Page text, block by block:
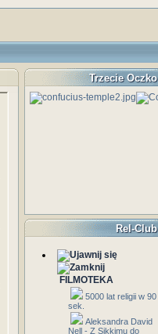
Trzecie Oczko
Rel-Club
FILMOTEKA
5000 lat religii w 90
sek.
Aleksandra David
Nell - Z Sikkimu do